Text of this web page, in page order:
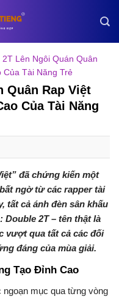
2T Lên Ngôi Quán Quân
Của Tài Năng Trẻ
Quân Rap Việt
Của Tài Năng
đã chứng kiến một
ngờ từ các rapper tài
tất cả ánh đèn sân khấu
2T – tên thật là
vượt qua tất cả các đối
đáng của mùa giải.
Tạo Đỉnh Cao
ngoạn mục qua từng vòng